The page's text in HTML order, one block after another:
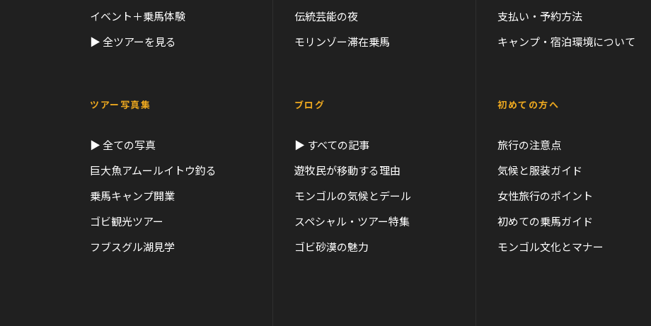
イベント＋乗馬体験
▶ 全ツアーを見る
ツアー写真集
▶ 全ての写真
巨大魚アムールイトウ釣る
乗馬キャンプ開業
ゴビ観光ツアー
フブスグル湖見学
伝統芸能の夜
モリンゾー滞在乗馬
ブログ
▶ すべての記事
遊牧民が移動する理由
モンゴルの気候とデール
スペシャル・ツアー特集
ゴビ砂漠の魅力
支払い・予約方法
キャンプ・宿泊環境について
初めての方へ
旅行の注意点
気候と服装ガイド
女性旅行のポイント
初めての乗馬ガイド
モンゴル文化とマナー